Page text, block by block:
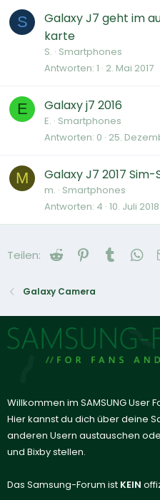
S
Galaxy J7 geht im
karte
S. Smartphones
Antworten 1 2. Mai 2017
E Galaxy j7 2016
E. Smartphones
Antworten 0 25.
M Galaxy J7 2017 Sim-
m. Smartphones
Antworten 4 10. Juli 2018
Teilen: Reddit Pinterest
Tumblr
Galaxy Camera
Willkommen im SAMSUNG User
Hier kannst du dich über deine
anderen Usern austauschen
und Bixby stellen.
Das Samsung-Forum ist KEIN